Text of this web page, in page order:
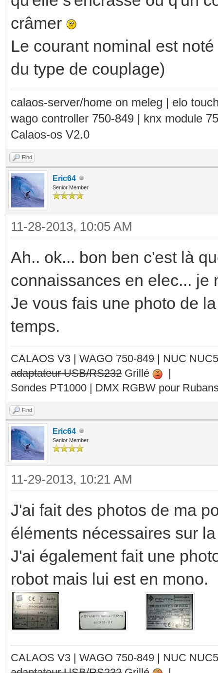
crâmer
Le courant nominal est
du type de couplage)
calaos-server/home on meleg | elo
wago controller 750-849 | knx module
Calaos-os V2.0
Find
Eric64
Senior Member
11-28-2013, 10:05 AM
Ah.. ok... bon ben c'est là
connaissances en elec...
Je vous fais une photo de
temps.
CALAOS V3 | WAGO 750-849 | NUC
adaptateur USB/RS232 Grillé
|
Sondes PT1000 | DMX RGBW pour
Find
Eric64
Senior Member
11-29-2013, 10:21 AM
J'ai fait des photos de ma
éléments nécessaires sur
J'ai également fait une
robot mais lui est en mono.
CALAOS V3 | WAGO 750-849 | NUC